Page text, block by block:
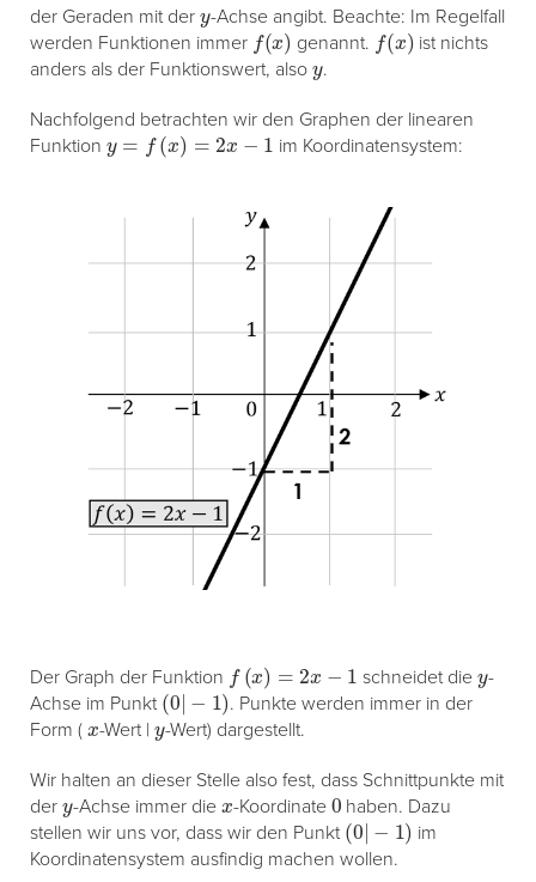
der Geraden mit der
-Achse angibt. Beachte: Im Regelfall
werden Funktionen immer f(x) genannt. f(x)
ist nichts
anders als der Funktionswert, also y.
Nachfolgend betrachten wir den Graphen der linearen
Funktion y=f( x)=2x−1 im Koordinatensystem:
Der Graph der Funktion (x) 2 1 schneidet die -
Achse im Punkt (0|−1)
. Punkte werden immer in der
Form ( x-Wert | y -Wert) dargestellt.
Wir halten an dieser Stelle also fest, dass Schnittpunkte mit
der y-Achse immer diex-Koordinate 0haben. Dazu
stellen wir uns vor, dass wir den Punkt (0|−1)
im
Koordinatensystem ausfindig machen wollen.